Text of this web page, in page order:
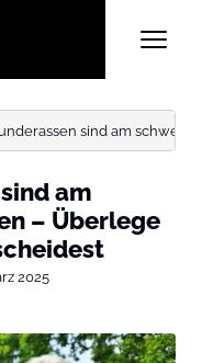
sind am
am
– Überlege
2025